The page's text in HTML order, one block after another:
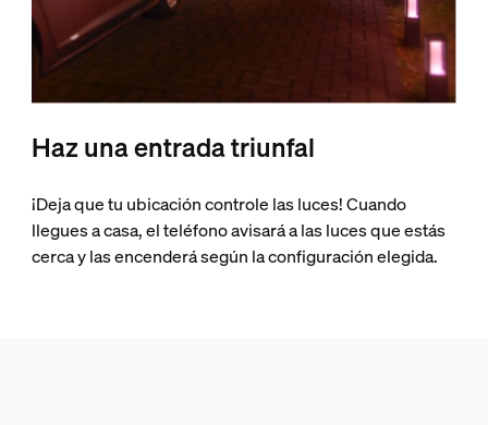
Haz una entrada triunfal
¡Deja que tu ubicación controle las luces! Cuando
llegues a casa, el teléfono avisará a las luces que estás
cerca y las encenderá según la configuración elegida.